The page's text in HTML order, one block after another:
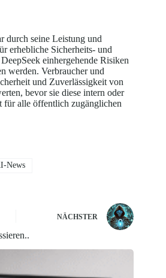
durch seine Leistung und
erhebliche Sicherheits- und
einhergehende Risiken
werden. Verbraucher und
und Zuverlässigkeit von
bevor sie diese intern oder
für alle öffentlich zugänglichen
News
NÄCHSTER